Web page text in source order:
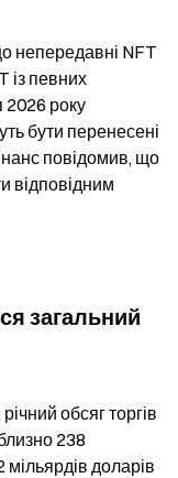
непередавні NFT
із певних
2026 року
бути перенесені
повідомив, що
відповідним
загальний
обсяг торгів
238
доларів